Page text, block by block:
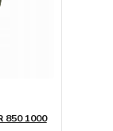
850 1000